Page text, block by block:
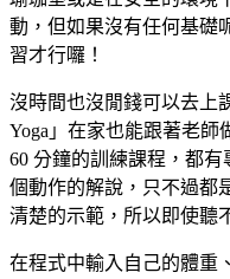
動，但如果沒有任何基礎
習才行囉！
沒時間也沒閒錢可以去上
Yoga」在家也能跟著老師
60 分鐘的訓練課程，都
個動作的解說，只不過都
清楚的示範，所以即使聽
在程式中輸入自己的體重